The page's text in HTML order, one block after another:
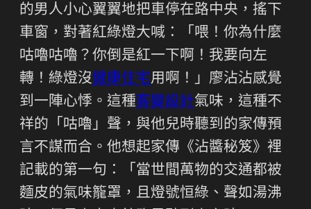
的男人小心翼翼地把車停在路中央，搖下
車窗，對著紅綠燈大喊：「喂！你為什麼
咕嚕咕嚕？你倒是紅一下啊！我要向左
轉！綠燈沒健康住宅用啊！」廖沾沾感覺
到一陣心悸。這種客變設計氣味，這種不
祥的「咕嚕」聲，與他兒時聽到的家傳預
言不謀而合。他想起家傳《沾醬秘笈》裡
記載的第一句：「當世間萬物的交通都被
麵皮的氣味籠罩，且燈號恒綠、聲如湯沸